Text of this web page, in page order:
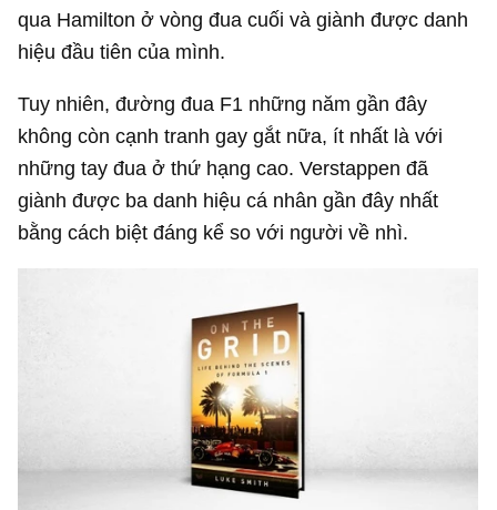
qua Hamilton ở vòng đua cuối và giành được danh
hiệu đầu tiên của mình.
Tuy nhiên, đường đua F1 những năm gần đây
không còn cạnh tranh gay gắt nữa, ít nhất là với
những tay đua ở thứ hạng cao. Verstappen đã
giành được ba danh hiệu cá nhân gần đây nhất
bằng cách biệt đáng kể so với người về nhì.